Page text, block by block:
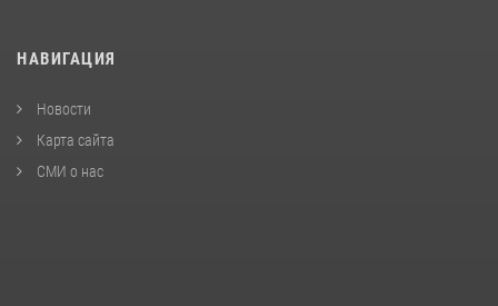
НАВИГАЦИЯ
Новости
Карта сайта
СМИ о нас